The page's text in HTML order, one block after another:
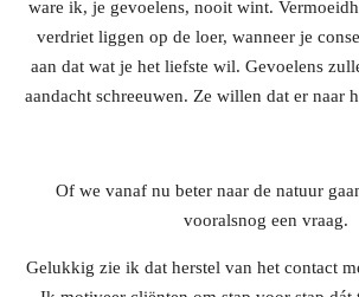
ware ik, je gevoelens, nooit wint.
verdriet liggen op de loer, wanneer je
aan dat wat je het liefste wil. Gevoelens
aandacht schreeuwen. Ze willen dat er naar
Of we vanaf nu beter naar de natuur
vooralsnog een vraag.
Gelukkig zie ik dat herstel van het contact